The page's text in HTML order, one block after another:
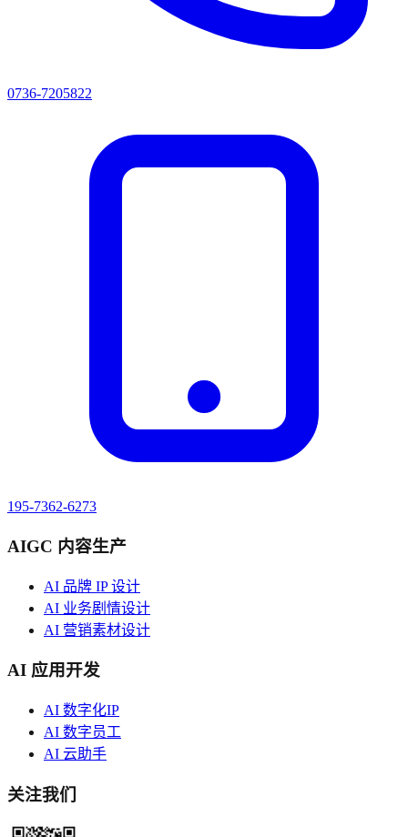
0736-7205822
195-7362-6273
AIGC 内容生产
AI 品牌 IP 设计
AI 业务剧情设计
AI 营销素材设计
AI 应用开发
AI 数字化IP
AI 数字员工
AI 云助手
关注我们